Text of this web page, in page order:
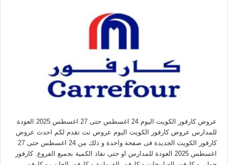
عروض كارفور الكويت اليوم 24 اغسطس حتى 27 اغسطس 2025 العودة
للمدارس عروض كارفور الكويت اليوم عروض نت تقدم لكم احدث عروض
كارفور الكويت الجديدة فى صفحة واحدة و ذلك من 24 اغسطس حتى 27
اغسطس 2025 العودة للمدارس او حتى نفاذ الكمية بجميع الفروع. كارفور